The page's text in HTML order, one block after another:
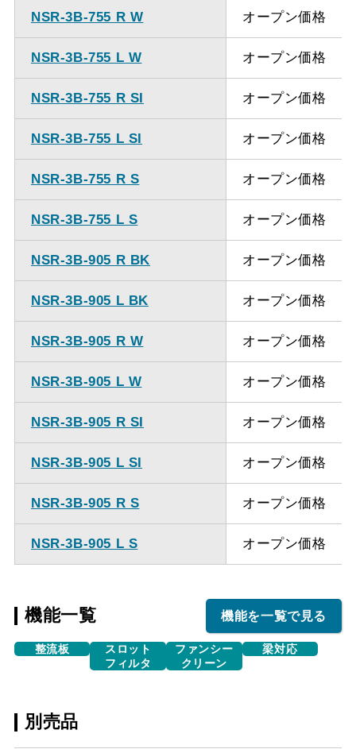
NSR-3B-755 R W オープン価格
NSR-3B-755 L W オープン価格
NSR-3B-755 R SI オープン価格
NSR-3B-755 L SI オープン価格
NSR-3B-755 R S オープン価格
NSR-3B-755 L S オープン価格
NSR-3B-905 R BK オープン価格
NSR-3B-905 L BK オープン価格
NSR-3B-905 R W オープン価格
NSR-3B-905 L W オープン価格
NSR-3B-905 R SI オープン価格
NSR-3B-905 L SI オープン価格
NSR-3B-905 R S オープン価格
NSR-3B-905 L S オープン価格
機能一覧 機能を一覧で見る
整流板
スロット
フィルタ
ファンシー
クリーン
梁対応
別売品